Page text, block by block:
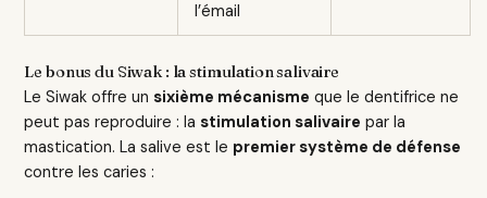
l’émail
Le bonus du Siwak : la stimulation salivaire
Le Siwak offre un sixième mécanisme que le dentifrice ne
peut pas reproduire : la stimulation salivaire par la
mastication. La salive est le premier système de défense
contre les caries :